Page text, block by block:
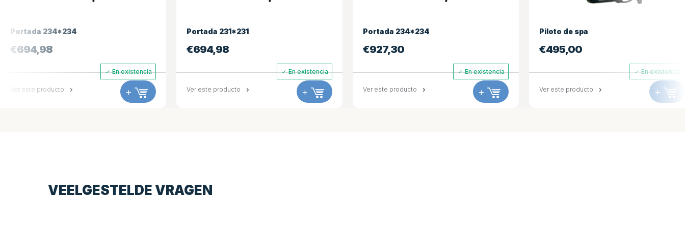
Cubierta 193*168
€694,98
En existencia
Ver este producto +
Portada 231*231
€694,98
En existencia
Ver este producto +
Portada 234*234
€927,30
En existencia
Ver este producto +
Piloto de spa
€495,00
En existencia
Ver este producto +
VEELGESTELDE VRAGEN